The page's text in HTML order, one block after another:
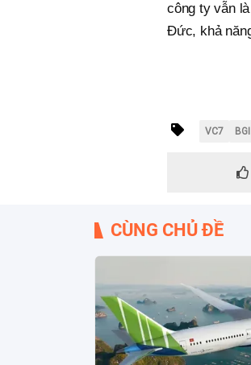
công ty vẫn
Đức, khả
VC7
CÙNG CHỦ ĐỀ